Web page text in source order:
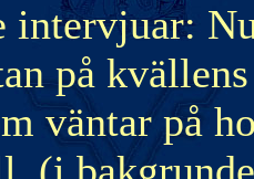
på
väntar på